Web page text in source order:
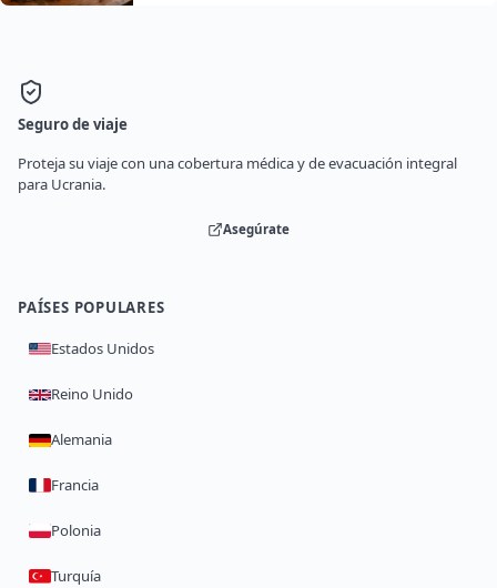
Seguro de viaje
Proteja su viaje con una cobertura médica y de evacuación integral
para Ucrania.
Asegúrate
PAÍSES POPULARES
Estados Unidos
Reino Unido
Alemania
Francia
Polonia
Turquía